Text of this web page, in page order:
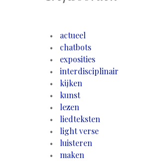
actueel
chatbots
exposities
interdisciplinair
kijken
kunst
lezen
liedteksten
light verse
luisteren
maken